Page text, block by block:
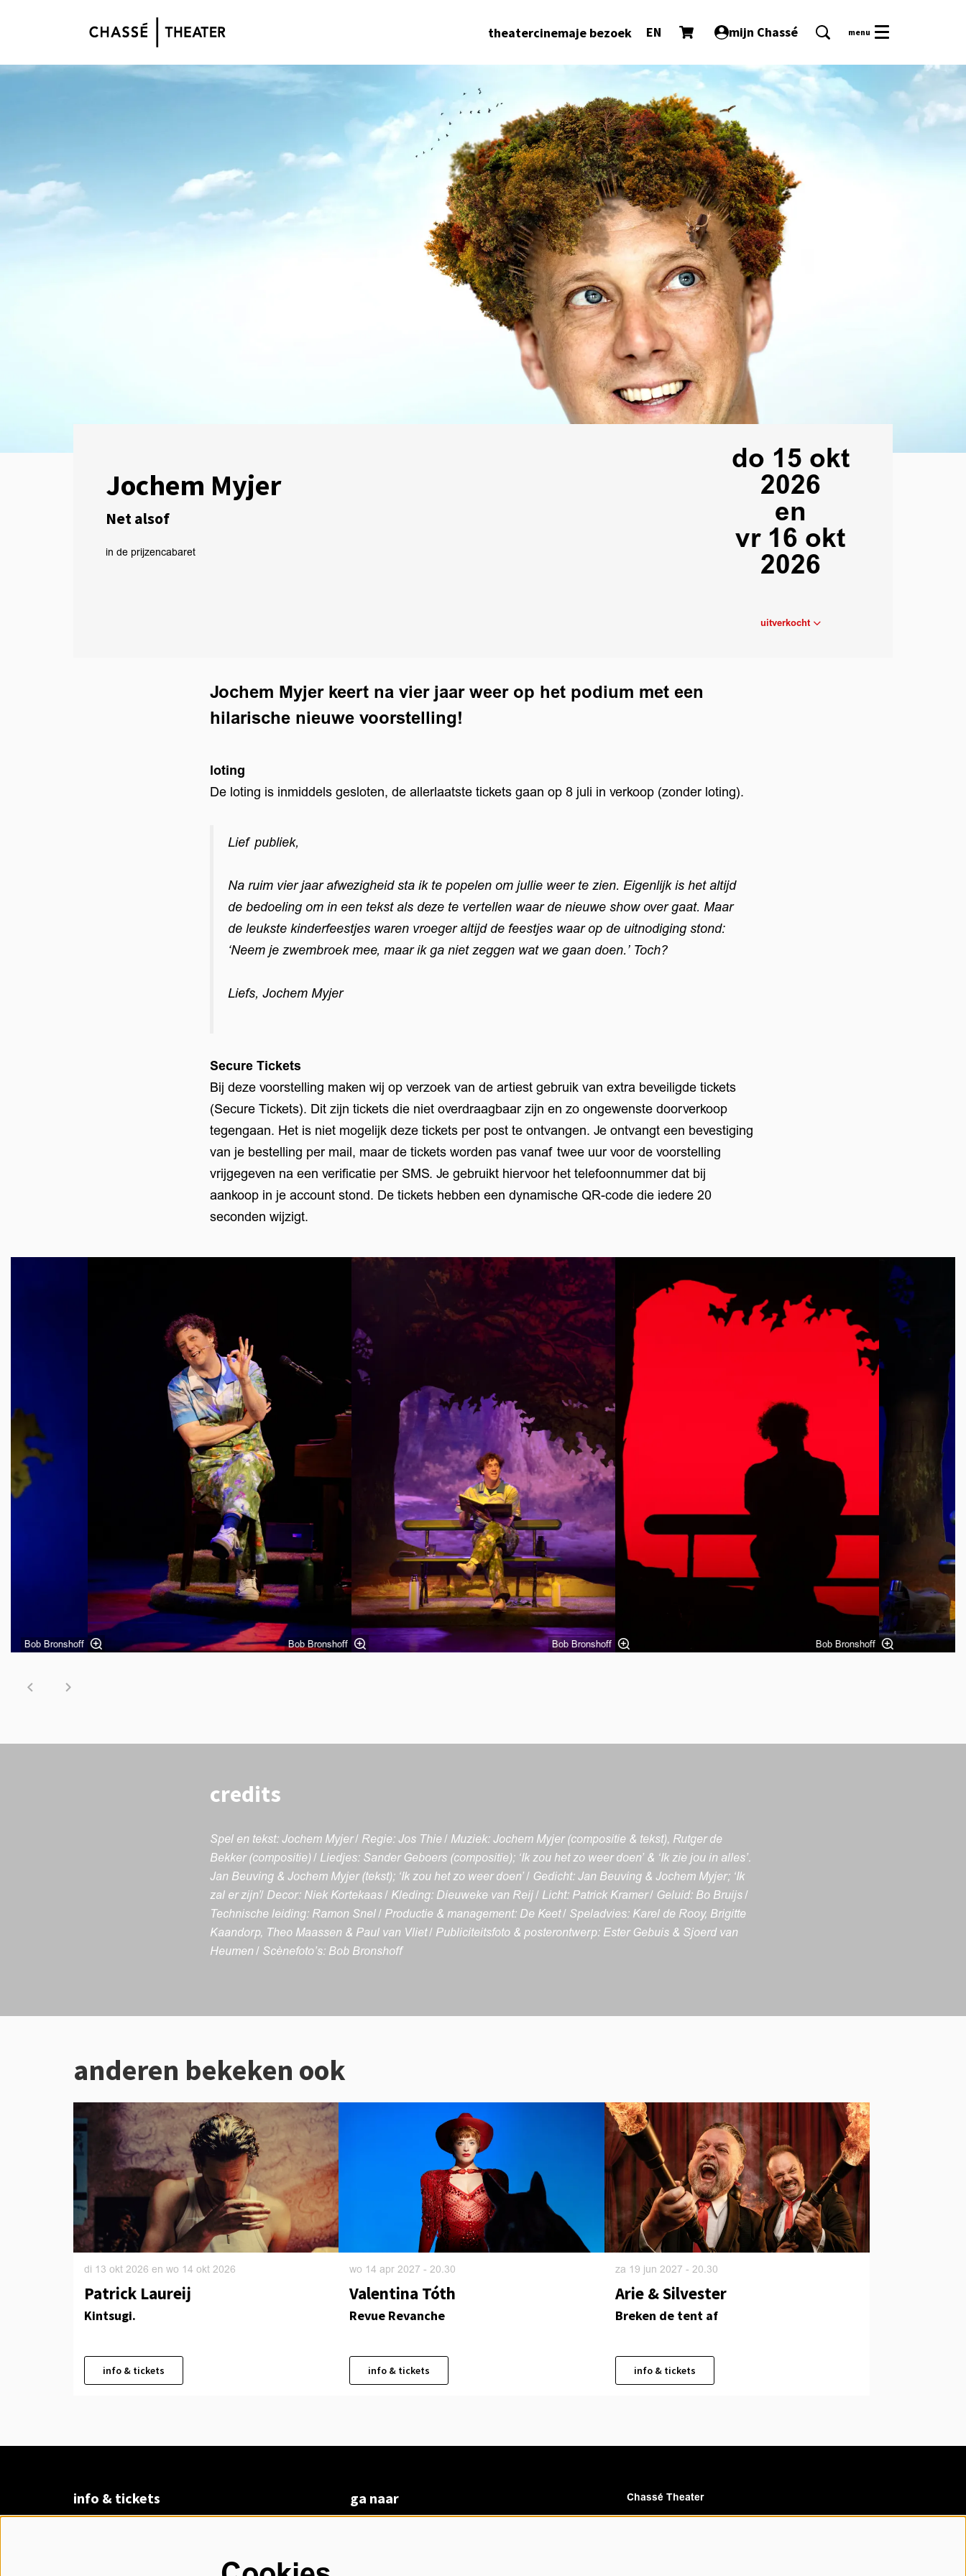
theatercinemaje bezoek EN mijn Chassé menu
Jochem Myjer
Net alsof
in de prijzencabaret
do 15 okt
2026
en
vr 16 okt
2026
uitverkocht
Jochem Myjer keert na vier jaar weer op het podium met een
hilarische nieuwe voorstelling!
loting
De loting is inmiddels gesloten, de allerlaatste tickets gaan op 8 juli in verkoop (zonder loting).
Lief publiek,
Na ruim vier jaar afwezigheid sta ik te popelen om jullie weer te zien. Eigenlijk is het altijd
de bedoeling om in een tekst als deze te vertellen waar de nieuwe show over gaat. Maar
de leukste kinderfeestjes waren vroeger altijd de feestjes waar op de uitnodiging stond:
‘Neem je zwembroek mee, maar ik ga niet zeggen wat we gaan doen.’ Toch?
Liefs, Jochem Myjer
Secure Tickets
Bij deze voorstelling maken wij op verzoek van de artiest gebruik van extra beveiligde tickets
(Secure Tickets). Dit zijn tickets die niet overdraagbaar zijn en zo ongewenste doorverkoop
tegengaan. Het is niet mogelijk deze tickets per post te ontvangen. Je ontvangt een bevestiging
van je bestelling per mail, maar de tickets worden pas vanaf twee uur voor de voorstelling
vrijgegeven na een verificatie per SMS. Je gebruikt hiervoor het telefoonnummer dat bij
aankoop in je account stond. De tickets hebben een dynamische QR-code die iedere 20
seconden wijzigt.
Bob Bronshoff Bob Bronshoff Bob Bronshoff Bob Bronshoff
Inzoomen
credits
Spel en tekst: Jochem Myjer / Regie: Jos Thie / Muziek: Jochem Myjer (compositie & tekst), Rutger de
Bekker (compositie) / Liedjes: Sander Geboers (compositie); ‘Ik zou het zo weer doen’ & ‘Ik zie jou in alles’.
Jan Beuving & Jochem Myjer (tekst); ‘Ik zou het zo weer doen’ / Gedicht: Jan Beuving & Jochem Myjer; ‘Ik
zal er zijn’/ Decor: Niek Kortekaas / Kleding: Dieuweke van Reij / Licht: Patrick Kramer / Geluid: Bo Bruijs /
Technische leiding: Ramon Snel / Productie & management: De Keet / Speladvies: Karel de Rooy, Brigitte
Kaandorp, Theo Maassen & Paul van Vliet / Publiciteitsfoto & posterontwerp: Ester Gebuis & Sjoerd van
Heumen / Scènefoto’s: Bob Bronshoff
anderen bekeken ook
Patrick Laureij
Kintsugi.
di 13 okt 2026 en wo 14 okt 2026
info & tickets
Valentina Tóth
Revue Revanche
wo 14 apr 2027- 20.30
info & tickets
Arie & Silvester
Breken de tent af
za 19 jun 2027 - 20.30
info & tickets
info & tickets ga naar Chassé Theater